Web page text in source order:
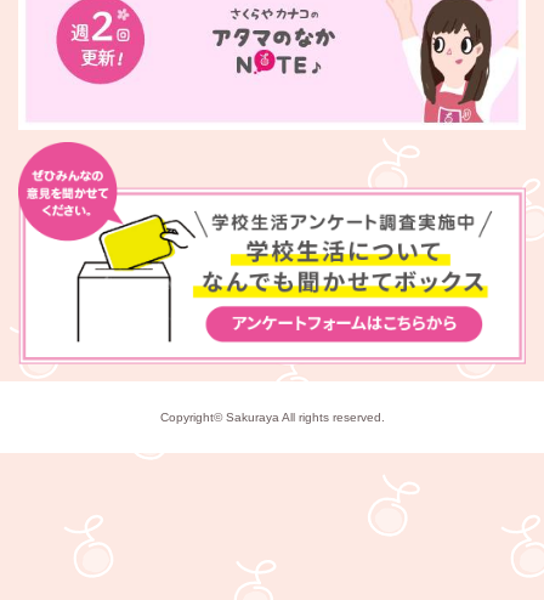
Copyright© Sakuraya All rights reserved.